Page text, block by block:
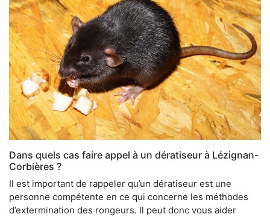
Dans quels cas faire appel à un dératiseur à Lézignan-
Corbières ?
Il est important de rappeler qu’un dératiseur est une
personne compétente en ce qui concerne les méthodes
d’extermination des rongeurs. Il peut donc vous aider